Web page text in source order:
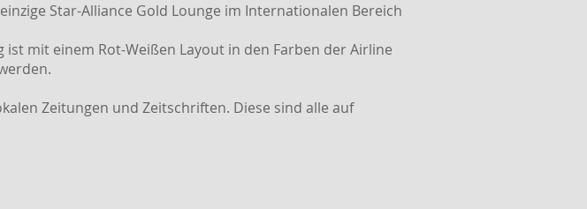
Star-Alliance Gold Lounge im Internationalen Bereich
mit einem Rot-Weißen Layout in den Farben der Airline
Zeitungen und Zeitschriften. Diese sind alle auf